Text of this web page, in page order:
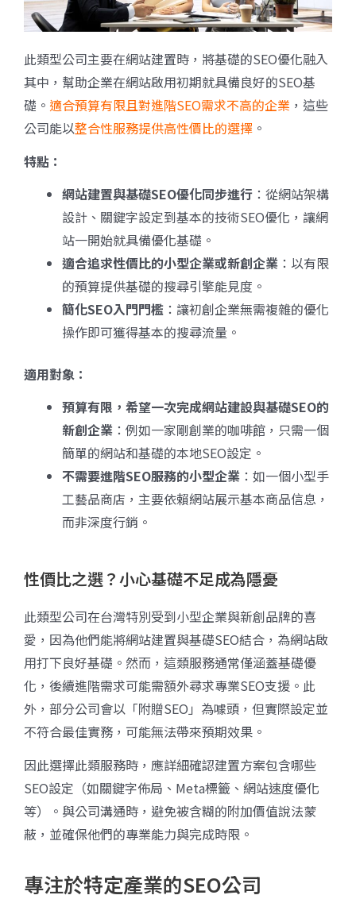
此類型公司主要在網站建置時，將基礎的SEO優化融入
其中，幫助企業在網站啟用初期就具備良好的SEO基
礎。 適合預算有限且對進階SEO需求不高的企業 ，這些
公司能以整合性服務提供高性價比的選擇 。
特點：
網站建置與基礎SEO優化同步進行 ：從網站架構
設計、關鍵字設定到基本的技術SEO優化，讓網
站一開始就具備優化基礎。
適合追求性價比的小型企業或新創企業 ：以有限
的預算提供基礎的搜尋引擎能見度。
簡化SEO入門門檻 ：讓初創企業無需複雜的優化
操作即可獲得基本的搜尋流量。
適用對象：
預算有限，希望一次完成網站建設與基礎SEO的
新創企業 ：例如一家剛創業的咖啡館，只需一個
簡單的網站和基礎的本地SEO設定。
不需要進階SEO服務的小型企業 ：如一個小型手
工藝品商店，主要依賴網站展示基本商品信息，
而非深度行銷。
性價比之選？小心基礎不足成為隱憂
此類型公司在台灣特別受到小型企業與新創品牌的喜
愛，因為他們能將網站建置與基礎SEO結合，為網站啟
用打下良好基礎。然而，這類服務通常僅涵蓋基礎優
化，後續進階需求可能需額外尋求專業SEO支援。此
外，部分公司會以「附贈SEO」為噱頭，但實際設定並
不符合最佳實務，可能無法帶來預期效果。
因此選擇此類服務時，應詳細確認建置方案包含哪些
SEO設定（如關鍵字佈局、Meta標籤、網站速度優化
等）。與公司溝通時，避免被含糊的附加價值說法蒙
蔽，並確保他們的專業能力與完成時限。
專注於特定產業的SEO公司